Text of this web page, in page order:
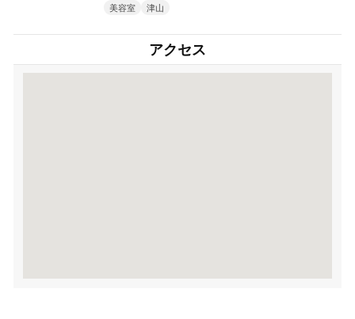
美容室
津山
アクセス